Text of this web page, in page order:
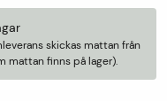
skickas mattan från
mattan finns på lager).